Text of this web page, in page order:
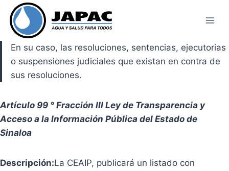
Skip
content
En su caso, las resoluciones, sentencias, ejecutorias
o suspensiones judiciales que existan en contra de
sus resoluciones.
Artículo 99 ° Fracción III Ley de Transparencia y
Acceso a la Información Pública del Estado de
Sinaloa
Descripción:La CEAIP, publicará un listado con